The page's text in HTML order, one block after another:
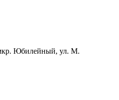
Юбилейный, ул. М.